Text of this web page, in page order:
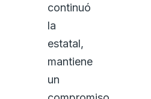
continuó
la
estatal,
mantiene
un